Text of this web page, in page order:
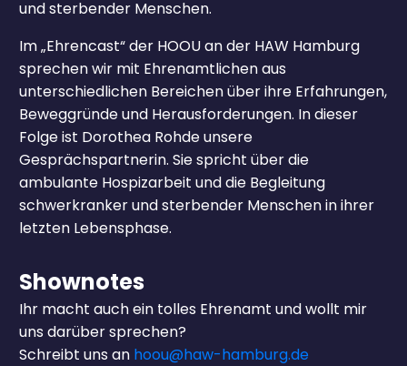
und sterbender Menschen.
Im „Ehrencast“ der HOOU an der HAW Hamburg
sprechen wir mit Ehrenamtlichen aus
unterschiedlichen Bereichen über ihre Erfahrungen,
Beweggründe und Herausforderungen. In dieser
Folge ist Dorothea Rohde unsere
Gesprächspartnerin. Sie spricht über die
ambulante Hospizarbeit und die Begleitung
schwerkranker und sterbender Menschen in ihrer
letzten Lebensphase.
Shownotes
Ihr macht auch ein tolles Ehrenamt und wollt mir
uns darüber sprechen?
Schreibt uns an hoou@haw-hamburg.de